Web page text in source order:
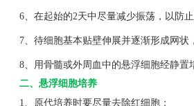
6、在起始的2天中尽量减少振荡，以防止
7、待细胞基本贴壁伸展并逐渐形成网状
8、用骨髓或外周血中的悬浮细胞经静置
二、悬浮细胞培养
1、原代培养时要尽量去除红细胞；